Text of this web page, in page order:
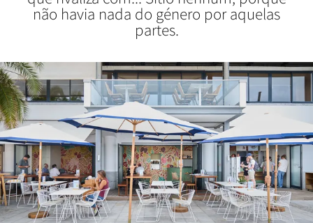
não havia nada do género por aquelas
partes.